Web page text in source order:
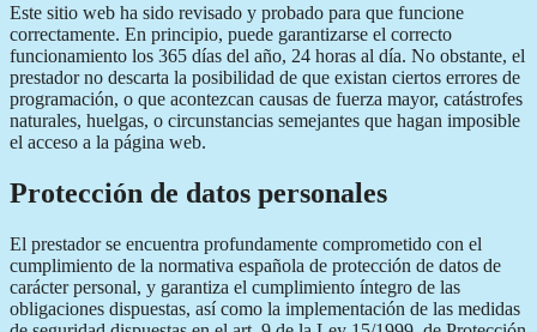
Este sitio web ha sido revisado y probado para que funcione
correctamente. En principio, puede garantizarse el correcto
funcionamiento los 365 días del año, 24 horas al día. No obstante, el
prestador no descarta la posibilidad de que existan ciertos errores de
programación, o que acontezcan causas de fuerza mayor, catástrofes
naturales, huelgas, o circunstancias semejantes que hagan imposible
el acceso a la página web.
Protección de datos personales
El prestador se encuentra profundamente comprometido con el
cumplimiento de la normativa española de protección de datos de
carácter personal, y garantiza el cumplimiento íntegro de las
obligaciones dispuestas, así como la implementación de las medidas